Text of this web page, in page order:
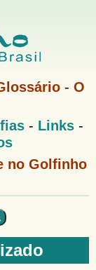
- O
- Links-
no Golfinho